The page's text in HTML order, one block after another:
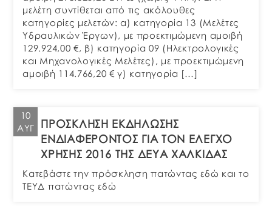
μελέτη συντίθεται από τις ακόλουθες
κατηγορίες μελετών: α) κατηγορία 13 (Μελέτες
Υδραυλικών Έργων), με προεκτιμώμενη αμοιβή
129.924,00 €, β) κατηγορία 09 (Ηλεκτρολογικές
και Μηχανολογικές Μελέτες), με προεκτιμώμενη
αμοιβή 114.766,20 € γ) κατηγορία […]
10
ΑΥΓ
ΠΡΟΣΚΛΗΣΗ ΕΚΔΗΛΩΣΗΣ
ΕΝΔΙΑΦΕΡΟΝΤΟΣ ΓΙΑ ΤΟΝ ΕΛΕΓΧΟ
ΧΡΗΣΗΣ 2016 ΤΗΣ ΔΕΥΑ ΧΑΛΚΙΔΑΣ
Κατεβάστε την πρόσκληση πατώντας εδώ και το
ΤΕΥΔ πατώντας εδώ